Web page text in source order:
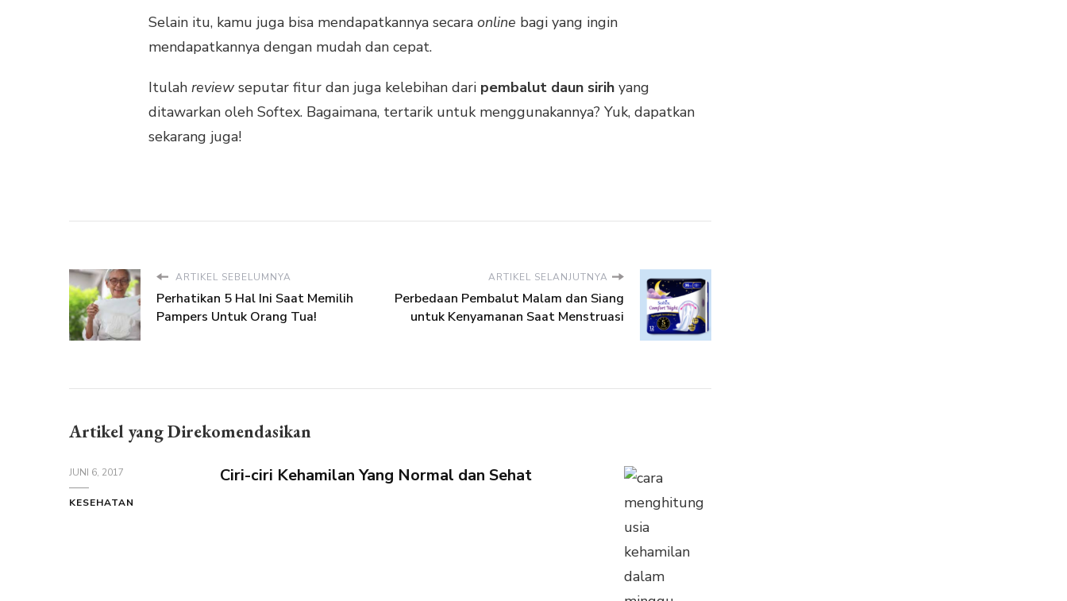
Selain itu, kamu juga bisa mendapatkannya secara online bagi yang ingin
mendapatkannya dengan mudah dan cepat.
Itulah reviewseputar fitur dan juga kelebihan dari pembalut daun sirih yang
ditawarkan oleh Softex. Bagaimana, tertarik untuk menggunakannya? Yuk, dapatkan
sekarang juga!
ARTIKEL SEBELUMNYA
Perhatikan 5 Hal Ini Saat Memilih
Pampers Untuk Orang Tua!
ARTIKEL SELANJUTNYA
Perbedaan Pembalut Malam dan Siang
untuk Kenyamanan Saat Menstruasi
Artikel yang Direkomendasikan
JUNI 6, 2017
KESEHATAN
Ciri-ciri Kehamilan Yang Normal dan Sehat